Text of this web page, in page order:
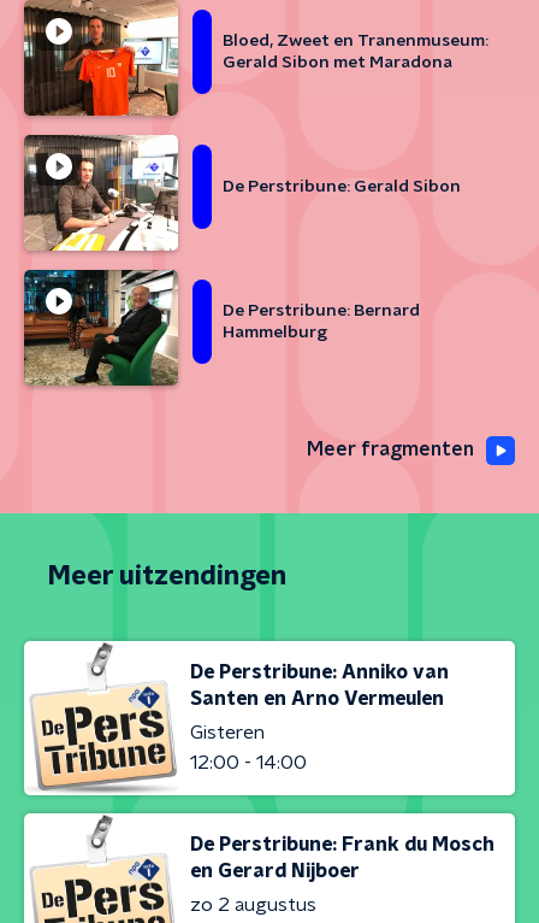
Bloed, Zweet en Tranenmuseum:
Gerald Sibon met Maradona
De Perstribune: Gerald Sibon
De Perstribune: Bernard
Hammelburg
Meer fragmenten
Meer uitzendingen
De Perstribune: Anniko van
Santen en Arno Vermeulen
Gisteren
12:00 - 14:00
De Perstribune: Frank du Mosch
en Gerard Nijboer
zo 2 augustus